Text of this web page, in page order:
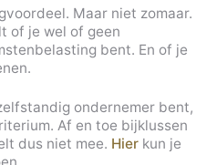
Maar niet zomaar.
of je wel of geen
bent. En of je
ondernemer bent,
Af en toe bijklussen
dus niet mee. Hier kun je